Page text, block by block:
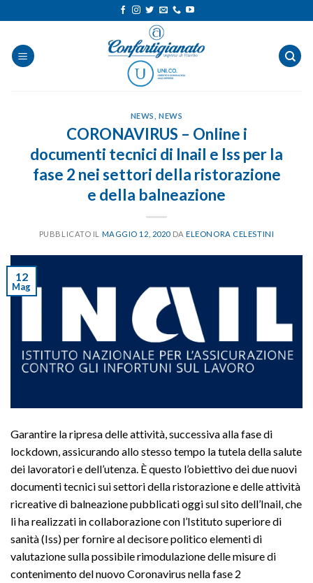
ai
contenuti
NEWS ,NEWS
CORONAVIRUS – Online i
documenti tecnici di Inail e Iss per la
fase 2 nei settori della ristorazione
e della balneazione
PUBBLICATO IL MAGGIO 12, 2020 DAELEONORA CELESTINI
12
Mag
Garantire la ripresa delle attività, successiva alla fase di
lockdown, assicurando allo stesso tempo la tutela della salute
dei lavoratori e dell’utenza. È questo l’obiettivo dei due nuovi
documenti tecnici sui settori della ristorazione e delle attività
ricreative di balneazione pubblicati oggi sul sito dell’Inail, che
li ha realizzati in collaborazione con l’Istituto superiore di
sanità (Iss) per fornire al decisore politico elementi di
valutazione sulla possibile rimodulazione delle misure di
contenimento del nuovo Coronavirus nella fase 2